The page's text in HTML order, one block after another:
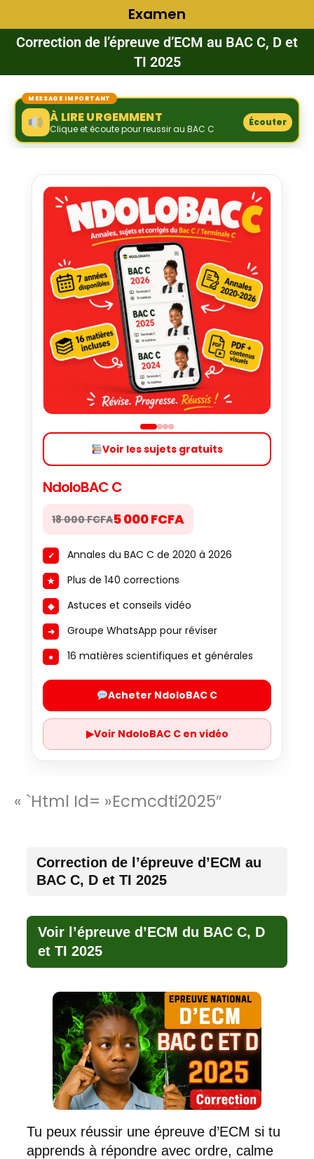
Examen
Correction de l’épreuve d’ECM au BAC C, D et
TI 2025
MESSAGE IMPORTANT
À LIRE URGEMMENT
Clique et écoute pour reussir au BAC C
Écouter
Voir les sujets gratuits
NdoloBAC C
18 000 FCFA5 000 FCFA
Annales du BAC C de 2020 à 2026
Plus de 140 corrections
Astuces et conseils vidéo
Groupe WhatsApp pour réviser
16 matières scientifiques et générales
Acheter NdoloBAC C
▶Voir NdoloBAC C en vidéo
« `html Id= »ecmcdti2025″
Correction de l’épreuve d’ECM au
BAC C, D et TI 2025
Voir l’épreuve d’ECM du BAC C, D
et TI 2025
Tu peux réussir une épreuve d’ECM si tu
apprends à répondre avec ordre, calme